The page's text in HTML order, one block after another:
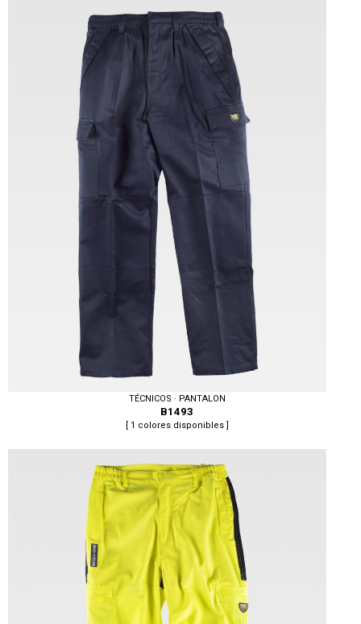
Tallas: S, M, L, XL, XXL
Tallas: 40, 42, 44, 46, 48, 50, 52, 54
TÉCNICOS · PANTALON
B1493
[ 1 colores disponibles ]